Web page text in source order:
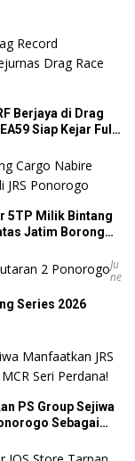
Berjaya di Drag
Siap Kejar Full
5TP Milik Bintang
Borong
Ju
Ne
Series 2026
PS Group Sejiwa
Sebagai